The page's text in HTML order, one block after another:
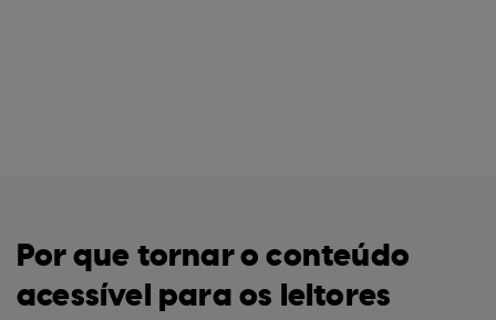
Por que tornar o conteúdo
acessível para os leitores